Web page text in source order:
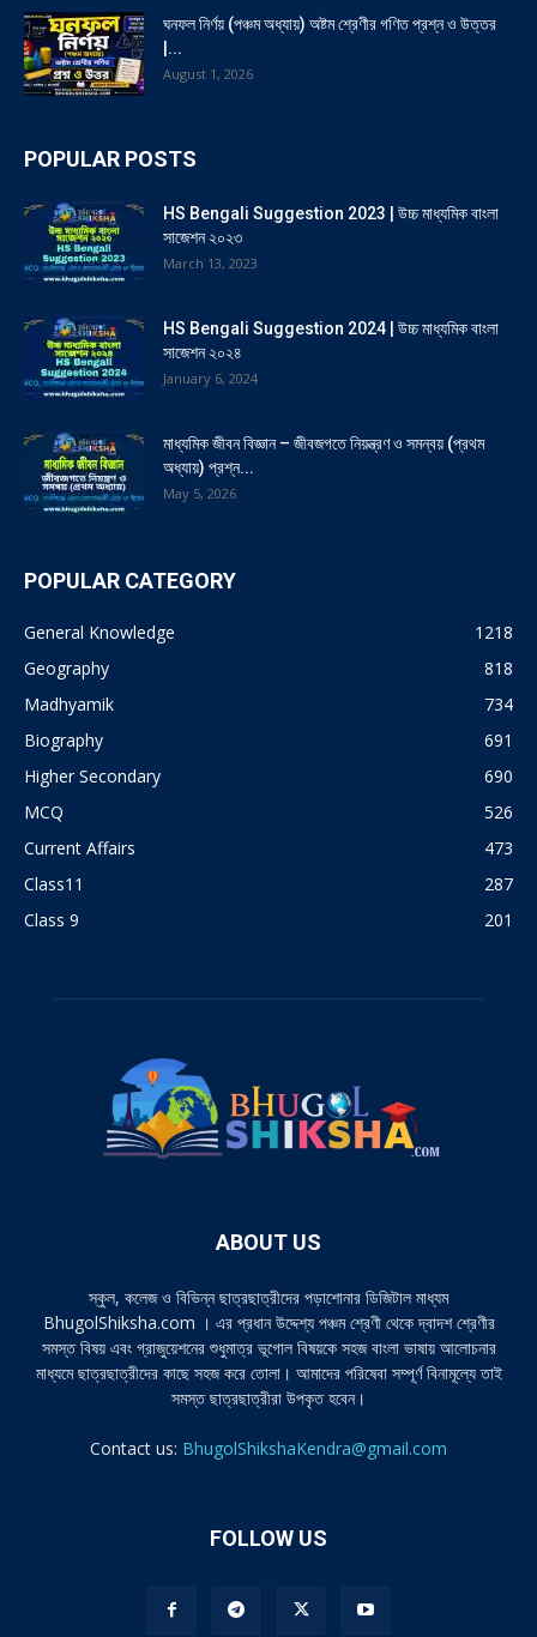
ঘনফল নির্ণয় (পঞ্চম অধ্যায়) অষ্টম শ্রেণীর গণিত প্রশ্ন ও উত্তর
|...
August 1, 2026
POPULAR POSTS
HS Bengali Suggestion 2023 | উচ্চ মাধ্যমিক বাংলা
সাজেশন ২০২৩
March 13, 2023
HS Bengali Suggestion 2024 | উচ্চ মাধ্যমিক বাংলা
সাজেশন ২০২৪
January 6, 2024
মাধ্যমিক জীবন বিজ্ঞান – জীবজগতে নিয়ন্ত্রণ ও সমন্বয় (প্রথম
অধ্যায়) প্রশ্ন...
May 5, 2026
POPULAR CATEGORY
General Knowledge
1218
Geography
818
Madhyamik
734
Biography
691
Higher Secondary
690
MCQ
526
Current Affairs
473
Class11
287
Class 9
201
ABOUT US
স্কুল, কলেজ ও বিভিন্ন ছাত্রছাত্রীদের পড়াশোনার ডিজিটাল মাধ্যম
BhugolShiksha.com । এর প্রধান উদ্দেশ্য পঞ্চম শ্রেণী থেকে দ্বাদশ শ্রেণীর
সমস্ত বিষয় এবং গ্রাজুয়েশনের শুধুমাত্র ভূগোল বিষয়কে সহজ বাংলা ভাষায় আলোচনার
মাধ্যমে ছাত্রছাত্রীদের কাছে সহজ করে তোলা। আমাদের পরিষেবা সম্পূর্ণ বিনামূল্যে তাই
সমস্ত ছাত্রছাত্রীরা উপকৃত হবেন।
Contact us: BhugolShikshaKendra@gmail.com
FOLLOW US